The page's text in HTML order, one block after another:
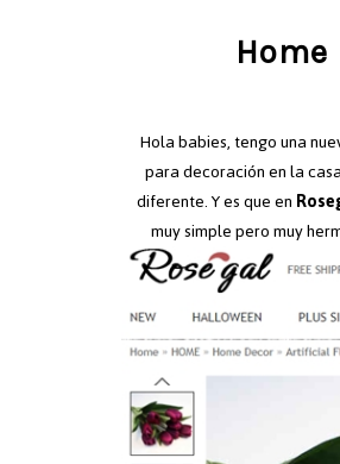
Hola babies, tengo una
para decoración en la
diferente. Y es que en
muy simple pero muy